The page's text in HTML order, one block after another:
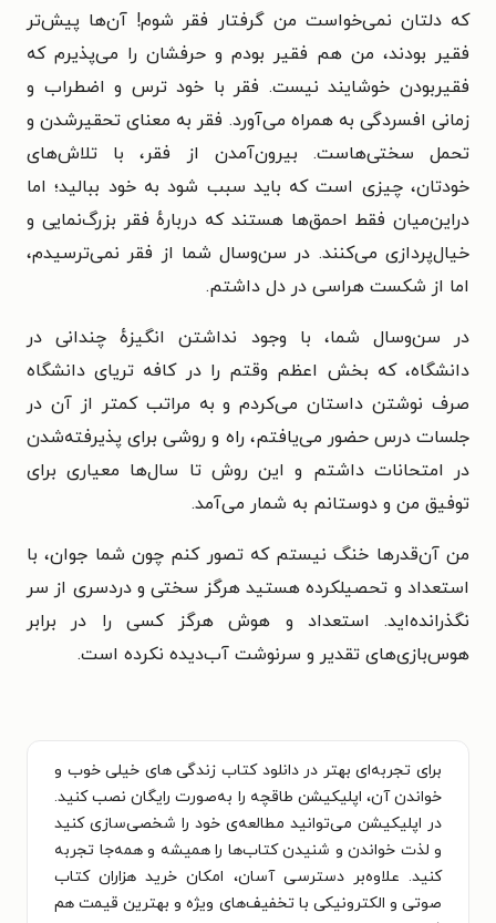
که دلتان نمی‌خواست من گرفتار فقر شوم! آن‌ها پیش‌تر
فقیر بودند، من هم فقیر بودم و حرفشان را می‌پذیرم که
فقیربودن خوشایند نیست. فقر با خود ترس و اضطراب و
زمانی افسردگی به همراه می‌آورد. فقر به معنای تحقیرشدن و
تحمل سختی‌هاست. بیرون‌آمدن از فقر، با تلاش‌های
خودتان، چیزی است که باید سبب شود به خود ببالید؛ اما
دراین‌میان فقط احمق‌ها هستند که دربارهٔ فقر بزرگ‌نمایی و
خیال‌پردازی می‌کنند. در سن‌وسال شما از فقر نمی‌ترسیدم،
اما از شکست هراسی در دل داشتم.
در سن‌وسال شما، با وجود نداشتن انگیزهٔ چندانی در
دانشگاه، که بخش اعظم وقتم را در کافه تریای دانشگاه
صرف نوشتن داستان می‌کردم و به مراتب کمتر از آن در
جلسات درس حضور می‌یافتم، راه و روشی برای پذیرفته‌شدن
در امتحانات داشتم و این روش تا سال‌ها معیاری برای
توفیق من و دوستانم به شمار می‌آمد.
من آن‌قدرها خنگ نیستم که تصور کنم چون شما جوان، با
استعداد و تحصیلکرده هستید هرگز سختی و دردسری از سر
نگذرانده‌اید. استعداد و هوش هرگز کسی را در برابر
هوس‌بازی‌های تقدیر و سرنوشت آب‌دیده نکرده است.
برای تجربه‌ای بهتر در دانلود کتاب زندگی های خیلی خوب و
خواندن آن، اپلیکیشن طاقچه را به‌صورت رایگان نصب کنید.
در اپلیکیشن می‌توانید مطالعه‌ی خود را شخصی‌سازی کنید
و لذت خواندن و شنیدن کتاب‌ها را همیشه و همه‌جا تجربه
کنید. علاوه‌بر دسترسی آسان، امکان خرید هزاران کتاب
صوتی و الکترونیکی با تخفیف‌های ویژه و بهترین قیمت هم